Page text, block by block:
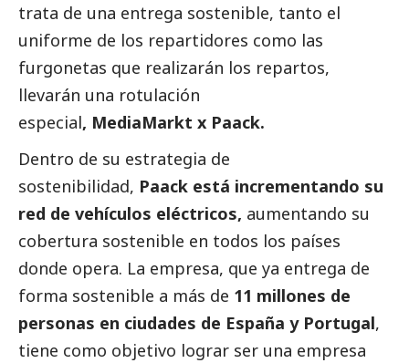
trata de una entrega sostenible, tanto el
uniforme de los repartidores como las
furgonetas que realizarán los repartos,
llevarán una rotulación
especial, MediaMarkt x Paack.
Dentro de su estrategia de
sostenibilidad, Paack está incrementando su
red de vehículos eléctricos, aumentando su
cobertura sostenible en todos los países
donde opera. La empresa, que ya entrega de
forma sostenible a más de 11 millones de
personas en ciudades de España y Portugal,
tiene como objetivo lograr ser una empresa